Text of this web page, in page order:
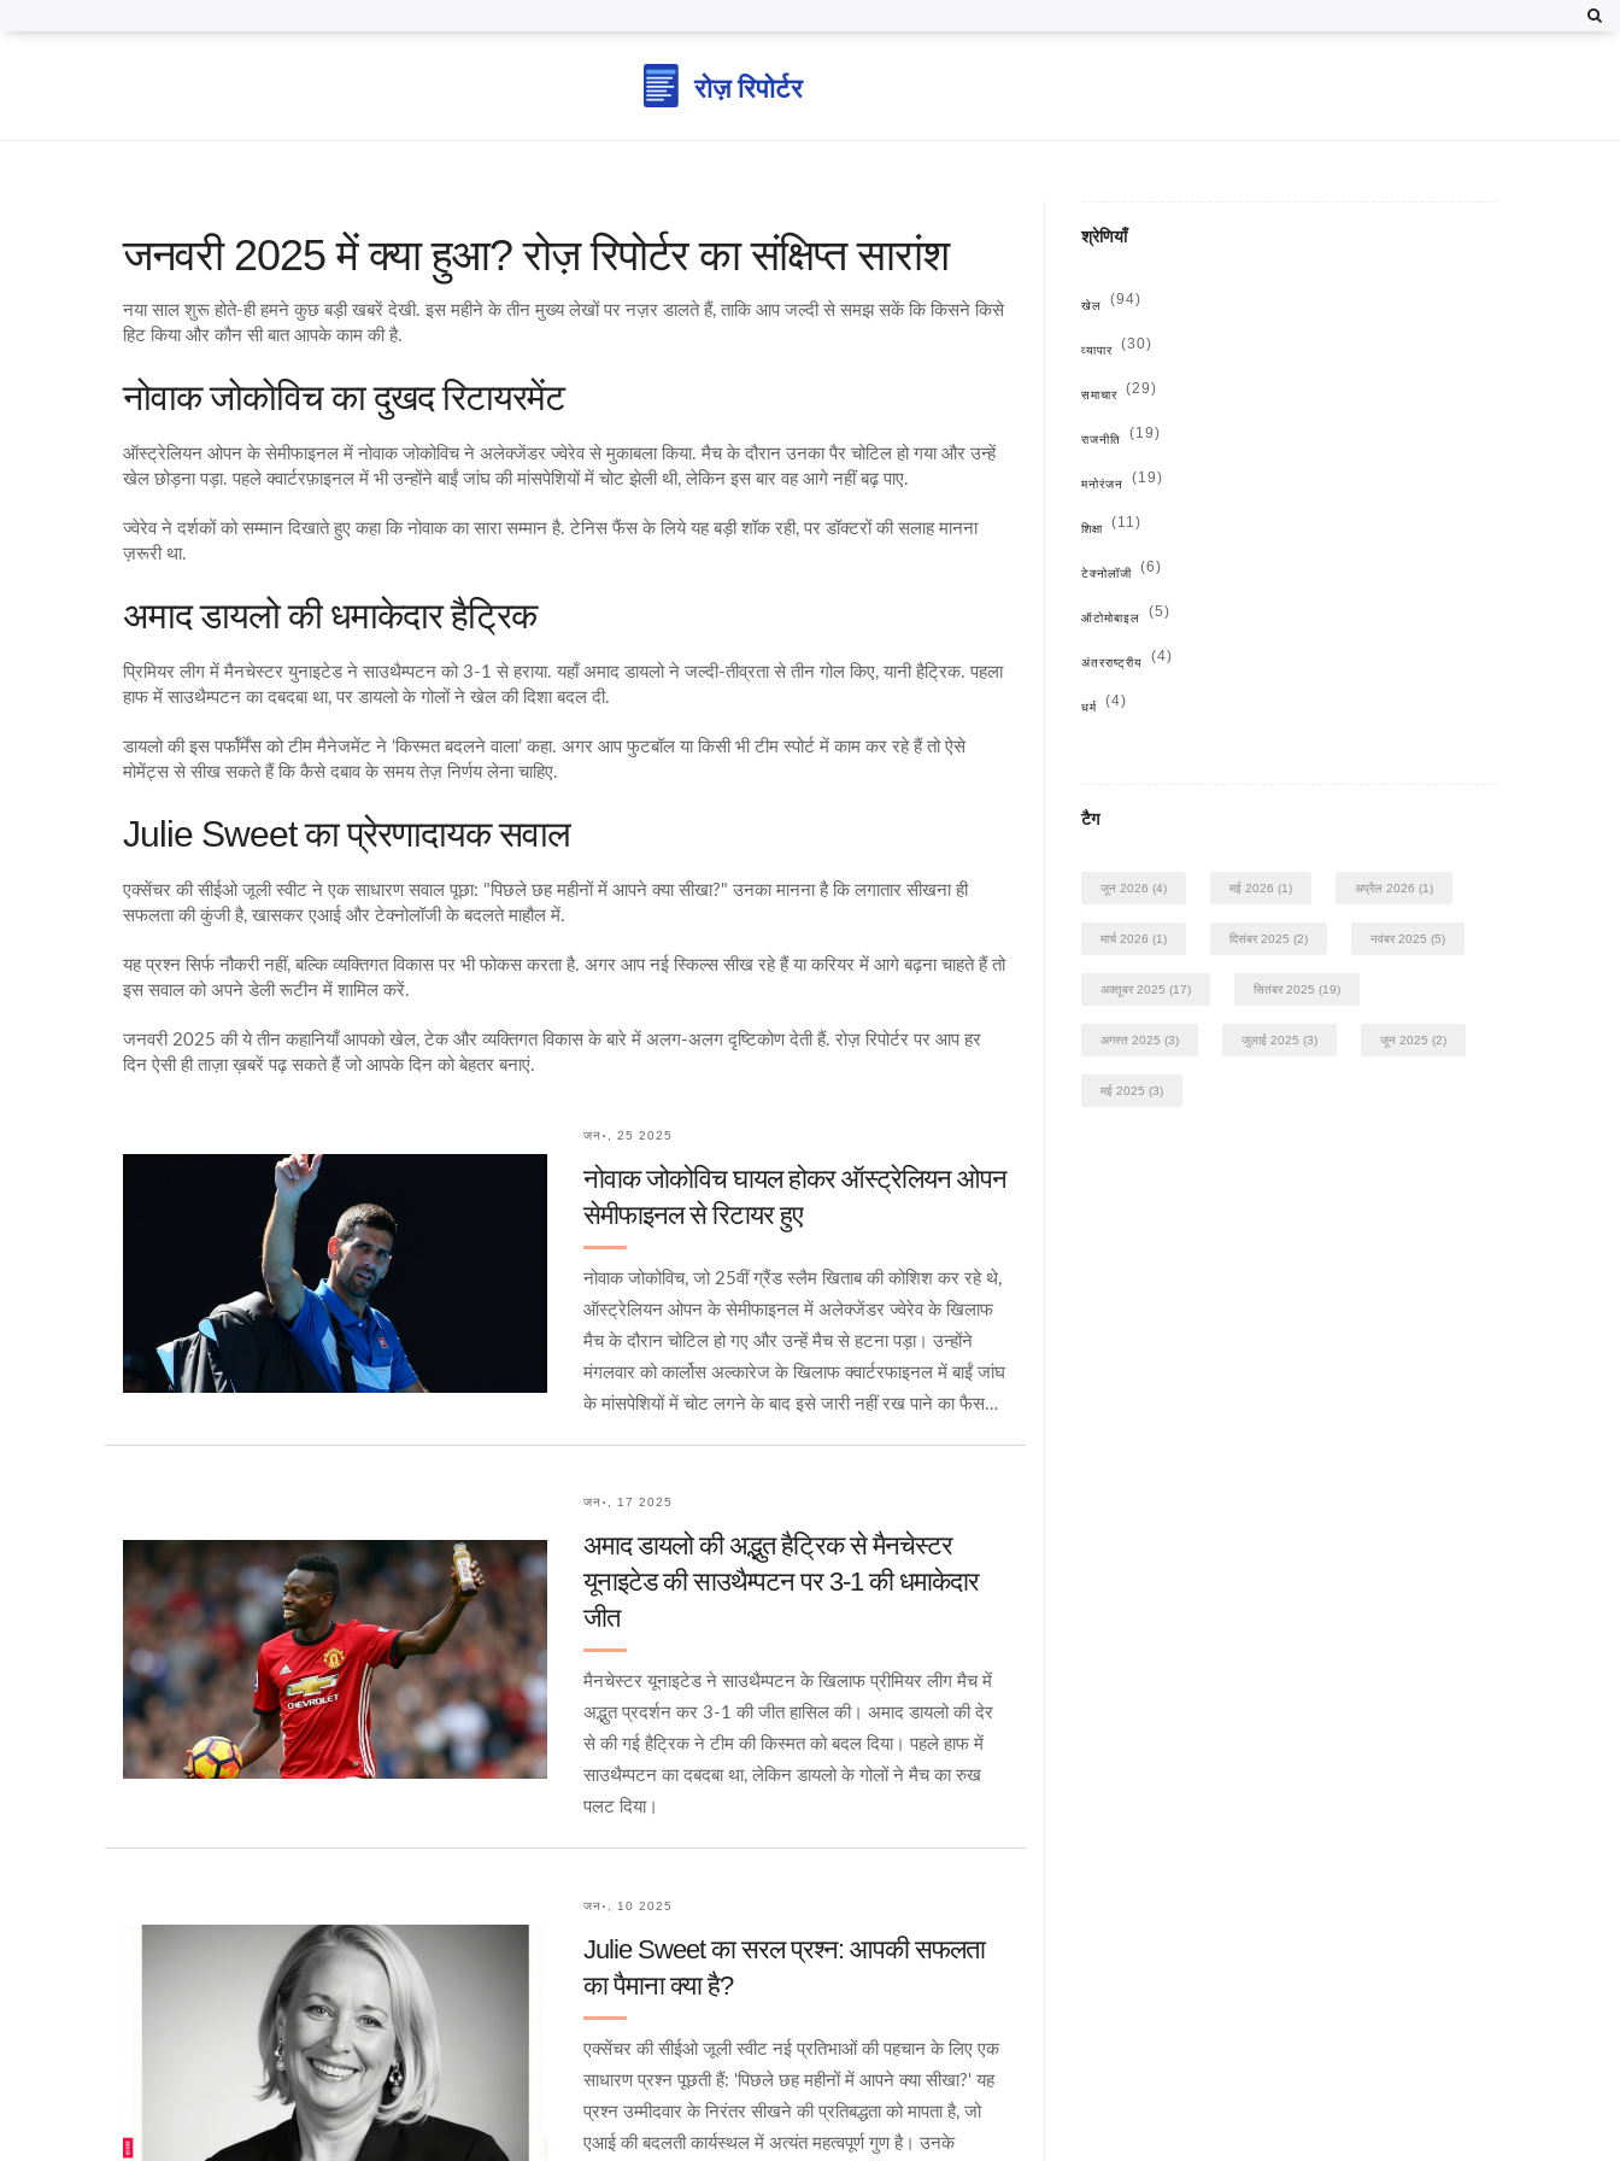
जनवरी 2025 में क्या हुआ? रोज़ रिपोर्टर का संक्षिप्त सारांश
नया साल शुरू होते‑ही हमने कुछ बड़ी खबरें देखी. इस महीने के तीन मुख्य लेखों पर नज़र डालते हैं, ताकि आप जल्दी से समझ सकें कि किसने किसे
हिट किया और कौन सी बात आपके काम की है.
नोवाक जोकोविच का दुखद रिटायरमेंट
ऑस्ट्रेलियन ओपन के सेमीफाइनल में नोवाक जोकोविच ने अलेक्जेंडर ज्वेरेव से मुकाबला किया. मैच के दौरान उनका पैर चोटिल हो गया और उन्हें
खेल छोड़ना पड़ा. पहले क्वार्टरफ़ाइनल में भी उन्होंने बाईं जांघ की मांसपेशियों में चोट झेली थी, लेकिन इस बार वह आगे नहीं बढ़ पाए.
ज्वेरेव ने दर्शकों को सम्मान दिखाते हुए कहा कि नोवाक का सारा सम्मान है. टेनिस फैंस के लिये यह बड़ी शॉक रही, पर डॉक्टरों की सलाह मानना
ज़रूरी था.
अमाद डायलो की धमाकेदार हैट्रिक
प्रिमियर लीग में मैनचेस्टर युनाइटेड ने साउथैम्पटन को 3-1 से हराया. यहाँ अमाद डायलो ने जल्दी‑तीव्रता से तीन गोल किए, यानी हैट्रिक. पहला
हाफ में साउथैम्पटन का दबदबा था, पर डायलो के गोलों ने खेल की दिशा बदल दी.
डायलो की इस पर्फॉर्मेंस को टीम मैनेजमेंट ने ‘किस्मत बदलने वाला’ कहा. अगर आप फुटबॉल या किसी भी टीम स्पोर्ट में काम कर रहे हैं तो ऐसे
मोमेंट्स से सीख सकते हैं कि कैसे दबाव के समय तेज़ निर्णय लेना चाहिए.
Julie Sweet का प्रेरणादायक सवाल
एक्सेंचर की सीईओ जूली स्वीट ने एक साधारण सवाल पूछा: "पिछले छह महीनों में आपने क्या सीखा?" उनका मानना है कि लगातार सीखना ही
सफलता की कुंजी है, खासकर एआई और टेक्नोलॉजी के बदलते माहौल में.
यह प्रश्न सिर्फ नौकरी नहीं, बल्कि व्यक्तिगत विकास पर भी फोकस करता है. अगर आप नई स्किल्स सीख रहे हैं या करियर में आगे बढ़ना चाहते हैं तो
इस सवाल को अपने डेली रूटीन में शामिल करें.
जनवरी 2025 की ये तीन कहानियाँ आपको खेल, टेक और व्यक्तिगत विकास के बारे में अलग‑अलग दृष्टिकोण देती हैं. रोज़ रिपोर्टर पर आप हर
दिन ऐसी ही ताज़ा ख़बरें पढ़ सकते हैं जो आपके दिन को बेहतर बनाएं.
जन॰, 25 2025
नोवाक जोकोविच घायल होकर ऑस्ट्रेलियन ओपन
सेमीफाइनल से रिटायर हुए
नोवाक जोकोविच, जो 25वीं ग्रैंड स्लैम खिताब की कोशिश कर रहे थे,
ऑस्ट्रेलियन ओपन के सेमीफाइनल में अलेक्जेंडर ज्वेरेव के खिलाफ
मैच के दौरान चोटिल हो गए और उन्हें मैच से हटना पड़ा। उन्होंने
मंगलवार को कार्लोस अल्कारेज के खिलाफ क्वार्टरफाइनल में बाईं जांघ
के मांसपेशियों में चोट लगने के बाद इसे जारी नहीं रख पाने का फैसला
जन॰, 17 2025
अमाद डायलो की अद्भुत हैट्रिक से मैनचेस्टर
यूनाइटेड की साउथैम्पटन पर 3-1 की धमाकेदार
जीत
मैनचेस्टर यूनाइटेड ने साउथैम्पटन के खिलाफ प्रीमियर लीग मैच में
अद्भुत प्रदर्शन कर 3-1 की जीत हासिल की। अमाद डायलो की देर
से की गई हैट्रिक ने टीम की किस्मत को बदल दिया। पहले हाफ में
साउथैम्पटन का दबदबा था, लेकिन डायलो के गोलों ने मैच का रुख
पलट दिया।
जन॰, 10 2025
Julie Sweet का सरल प्रश्न: आपकी सफलता
का पैमाना क्या है?
एक्सेंचर की सीईओ जूली स्वीट नई प्रतिभाओं की पहचान के लिए एक
साधारण प्रश्न पूछती हैं: 'पिछले छह महीनों में आपने क्या सीखा?' यह
प्रश्न उम्मीदवार के निरंतर सीखने की प्रतिबद्धता को मापता है, जो
एआई की बदलती कार्यस्थल में अत्यंत महत्वपूर्ण गुण है। उनके
श्रेणियाँ
खेल (94)
व्यापार (30)
समाचार (29)
राजनीति (19)
मनोरंजन (19)
शिक्षा (11)
टेक्नोलॉजी (6)
ऑटोमोबाइल (5)
अंतरराष्ट्रीय (4)
धर्म (4)
टैग
जून 2026 (4) मई 2026 (1) अप्रैल 2026 (1)
मार्च 2026 (1) दिसंबर 2025 (2) नवंबर 2025 (5)
अक्तूबर 2025 (17) सितंबर 2025 (19)
अगस्त 2025 (3) जुलाई 2025 (3) जून 2025 (2)
मई 2025 (3)